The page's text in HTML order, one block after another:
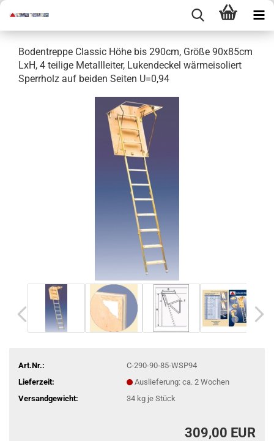
Bodentreppe Classic Höhe bis 290cm, Größe 90x85cm
LxH, 4 teilige Metallleiter, Lukendeckel wärmeisoliert
Sperrholz auf beiden Seiten U=0,94
Art.Nr.:
C-290-90-85-WSP94
Lieferzeit:
Auslieferung: ca. 2 Wochen
Versandgewicht:
34kg je Stück
309,00 EUR